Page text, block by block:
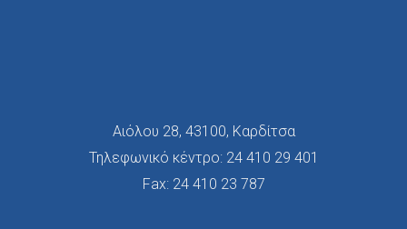
Αιόλου 28, 43100, Καρδίτσα
Τηλεφωνικό κέντρο: 24 410 29 401
Fax: 24 410 23 787